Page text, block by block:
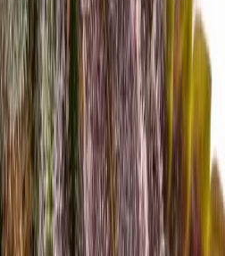
Indica Strains Hybrid Strains